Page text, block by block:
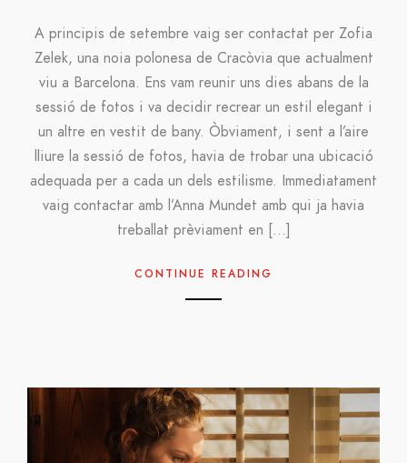
A principis de setembre vaig ser contactat per Zofia
Zelek, una noia polonesa de Cracòvia que actualment
viu a Barcelona. Ens vam reunir uns dies abans de la
sessió de fotos i va decidir recrear un estil elegant i
un altre en vestit de bany. Òbviament, i sent a l’aire
lliure la sessió de fotos, havia de trobar una ubicació
adequada per a cada un dels estilisme. Immediatament
vaig contactar amb l’Anna Mundet amb qui ja havia
treballat prèviament en […]
CONTINUE READING